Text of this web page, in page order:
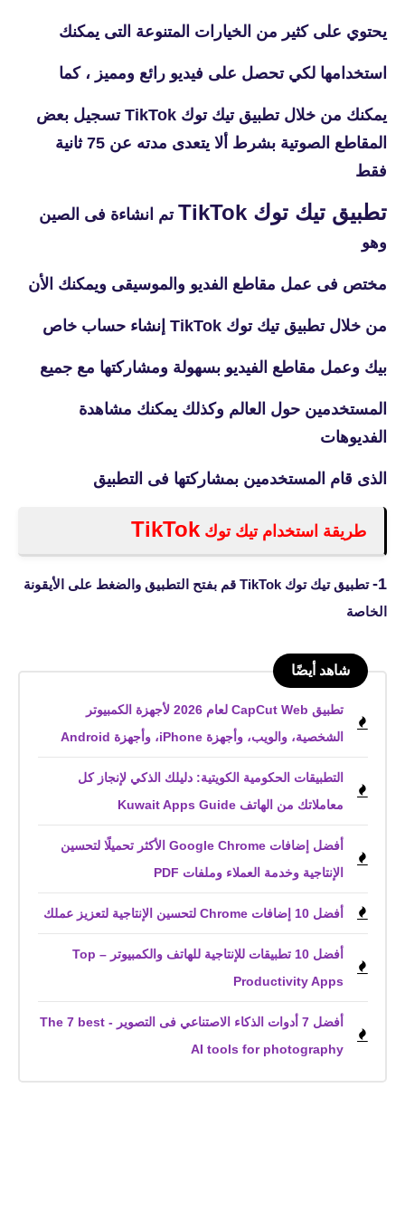
يحتوي على كثير من الخيارات المتنوعة التى يمكنك
استخدامها لكي تحصل على فيديو رائع ومميز ، كما
يمكنك من خلال تطبيق تيك توك TikTok تسجيل بعض
المقاطع الصوتية بشرط ألا يتعدى مدته عن 75 ثانية
فقط
تطبيق تيك توك TikTok
تم انشاءة فى الصين
وهو
مختص فى عمل مقاطع الفديو والموسيقى ويمكنك الأن
من خلال تطبيق تيك توك TikTok إنشاء حساب خاص
بيك وعمل مقاطع الفيديو بسهولة ومشاركتها مع جميع
المستخدمين حول العالم وكذلك يمكنك مشاهدة
الفديوهات
الذى قام المستخدمين بمشاركتها فى التطبيق
طريقة استخدام تيك توك TikTok
1-
تطبيق تيك توك TikTok قم بفتح التطبيق والضغط على الأيقونة
الخاصة
شاهد أيضًا
تطبيق CapCut Web لعام 2026 لأجهزة الكمبيوتر
الشخصية، والويب، وأجهزة iPhone، وأجهزة Android
التطبيقات الحكومية الكويتية: دليلك الذكي لإنجاز كل
معاملاتك من الهاتف Kuwait Apps Guide
أفضل إضافات Google Chrome الأكثر تحميلًا لتحسين
الإنتاجية وخدمة العملاء وملفات PDF
أفضل 10 إضافات Chrome لتحسين الإنتاجية لتعزيز عملك
أفضل 10 تطبيقات للإنتاجية للهاتف والكمبيوتر – Top
Productivity Apps
أفضل 7 أدوات الذكاء الاصتناعي فى التصوير - The 7 best
AI tools for photography